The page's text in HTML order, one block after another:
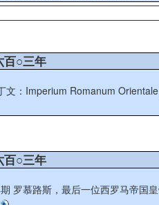
百○三年
：Imperium Romanum
百○三年
罗慕路斯，最后一位西罗马帝国